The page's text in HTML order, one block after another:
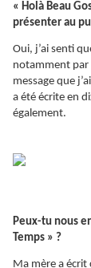
« Holà Beau
présenter au
Oui, j’ai senti
notamment par
message que
a été écrite en
également.
Peux-tu nous
Temps » ?
Ma mère a écrit